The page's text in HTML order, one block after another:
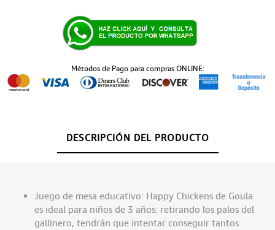
Métodos de Pago para compras ONLINE:
DESCRIPCIÓN DEL PRODUCTO
Juego de mesa educativo: Happy Chickens de Goula
es ideal para niños de 3 años: retirando los palos del
gallinero, tendrán que intentar conseguir tantos